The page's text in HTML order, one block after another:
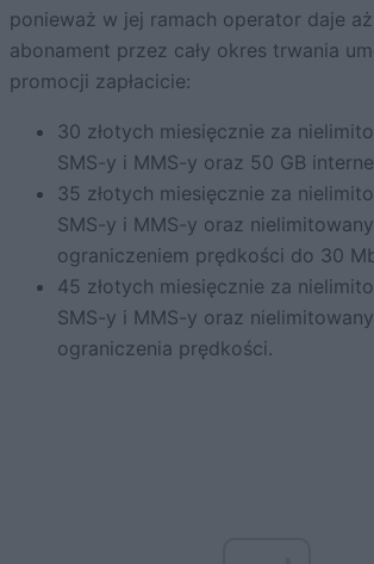
ponieważ w jej ramach operator daje
abonament przez cały okres trwania
promocji zapłacicie:
30 złotych miesięcznie za
SMS-y i MMS-y oraz 50 GB
35 złotych miesięcznie za
SMS-y i MMS-y oraz
ograniczeniem prędkości do 30
45 złotych miesięcznie za
SMS-y i MMS-y oraz
ograniczenia prędkości.